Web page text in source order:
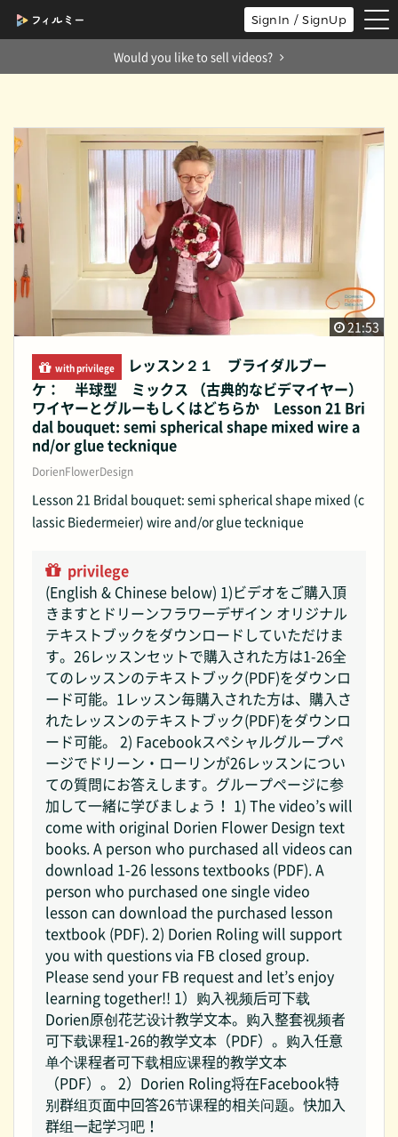
SignIn / SignUp
Would you like to sell videos?
21:53
with privilege
レッスン２１ ブライダルブー
ケ： 半球型 ミックス （古典的なビデマイヤー）
ワイヤーとグルーもしくはどちらか Lesson 21 Bri
dal bouquet: semi spherical shape mixed wire a
nd/or glue tecknique
DorienFlowerDesign
Lesson 21 Bridal bouquet: semi spherical shape mixed (c
lassic Biedermeier) wire and/or glue tecknique
privilege
(English & Chinese below) 1)ビデオをご購入頂
きますとドリーンフラワーデザイン オリジナル
テキストブックをダウンロードしていただけま
す。26レッスンセットで購入された方は1-26全
てのレッスンのテキストブック(PDF)をダウンロ
ード可能。1レッスン毎購入された方は、購入さ
れたレッスンのテキストブック(PDF)をダウンロ
ード可能。 2) Facebookスペシャルグループペ
ージでドリーン・ローリンが26レッスンについ
ての質問にお答えします。グループページに参
加して一緒に学びましょう！ 1) The video’s will
come with original Dorien Flower Design text
books. A person who purchased all videos can
download 1-26 lessons textbooks (PDF). A
person who purchased one single video
lesson can download the purchased lesson
textbook (PDF). 2) Dorien Roling will support
you with questions via FB closed group.
Please send your FB request and let’s enjoy
learning together!! 1）购入视频后可下载
Dorien原创花艺设计教学文本。购入整套视频者
可下载课程1-26的教学文本（PDF）。购入任意
单个课程者可下载相应课程的教学文本
（PDF）。 2）Dorien Roling将在Facebook特
别群组页面中回答26节课程的相关问题。快加入
群组一起学习吧！